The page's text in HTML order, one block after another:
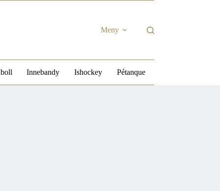
Meny
Innebandy Ishockey Pétanque